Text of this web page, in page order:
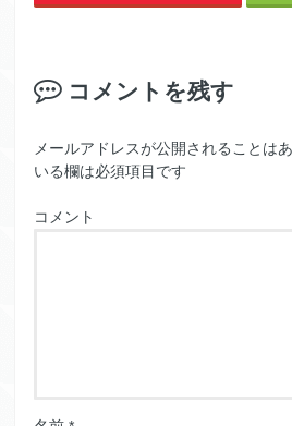
コメントを残す
メールアドレスが公開されることはあ
いる欄は必須項目です
コメント